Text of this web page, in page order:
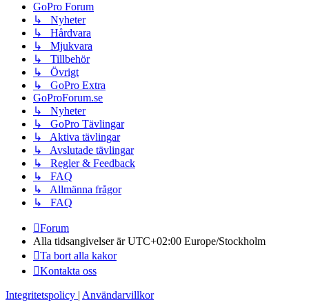
GoPro Forum
↳ Nyheter
↳ Hårdvara
↳ Mjukvara
↳ Tillbehör
↳ Övrigt
↳ GoPro Extra
GoProForum.se
↳ Nyheter
↳ GoPro Tävlingar
↳ Aktiva tävlingar
↳ Avslutade tävlingar
↳ Regler & Feedback
↳ FAQ
↳ Allmänna frågor
↳ FAQ
Forum
Alla tidsangivelser är UTC+02:00 Europe/Stockholm
Ta bort alla kakor
Kontakta oss
Integritetspolicy | Användarvillkor